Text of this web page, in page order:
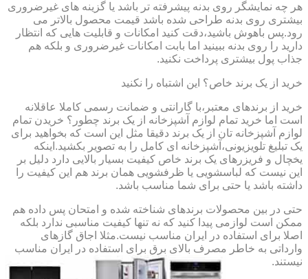
هر چه نمایشگر روی بدنه پیشرفته تر باشد یا گزینه های غیرضروری
بیشتری روی بدنه طراحی شده باشد قیمت محصول بالاتر می
رود.پس باهوش باشید،دقت کنید امکانات و قابلیت هایی که انتظار
دارید را روی بدنه ببینید اما بابت امکانات غیرضروری و بلکه هم
جذاب پول بیشتری پرداخت نکنید.
خرید از یک برند خاص؟ این اشتباه را نکنید
خرید از برندهای معتبر،با گارانتی و ضمانت رسمی کاملا عاقلانه
است اما خرید تمام لوازم آشپزخانه از یک برند چطور؟ خریدن تمام
لوازم آشپزخانه تان از یک برند دقیقا مثل این است که بخواهید برای
یک تبلیغ تلویزیونی،آشپزخانه ای کامل را به تصویر بکشید.اینکه
یخچال و فریزرهای یک برند خاص کیفیت بسیار بالایی دارد دلیل بر
این نیست که لباسشویی یا ظرفشویی همان برند هم این کیفیت را
داشته باشد یا حتی برای شما مناسب باشد.
حتی در بین محصولات برندهای شناخته شده و امتحان پس داده هم
ممکن است لوازمی پیدا کنید که نه تنها کیفیت مناسبی ندارد بلکه
اصلا برای استفاده در ایران مناسب نیست.مثلا اجاق گازهای
وارداتی به خاطر مصرف بالای برق برای استفاده در ایران مناسب
نیستند.